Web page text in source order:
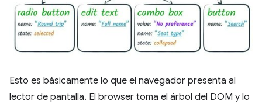
Esto es básicamente lo que el navegador presenta al
lector de pantalla. El browser toma el árbol del DOM y lo